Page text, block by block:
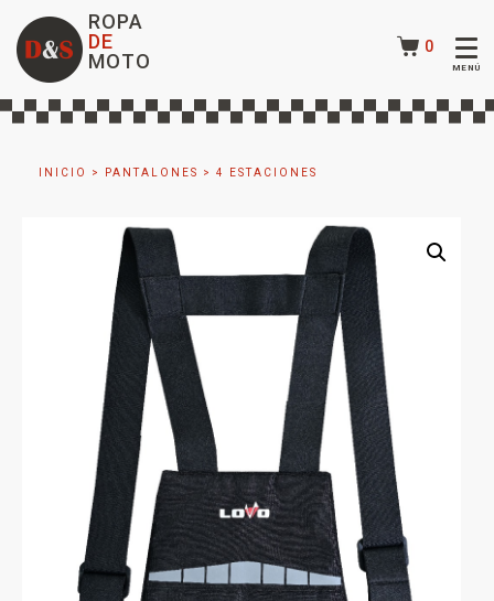
ROPA
DE
MOTO
0
INICIO > PANTALONES > 4 ESTACIONES